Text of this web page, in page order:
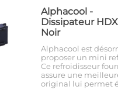
Alphacool -
Dissipateur
Noir
Alphacool est
proposer un mini
Ce refroidisseur
assure une
original lui permet